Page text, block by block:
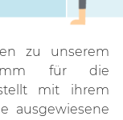
zu unserem
für die
mit ihrem
ausgewiesene